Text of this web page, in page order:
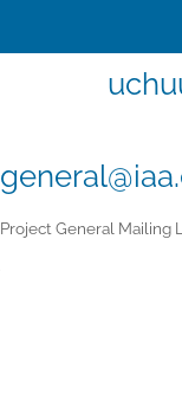
General Mailing